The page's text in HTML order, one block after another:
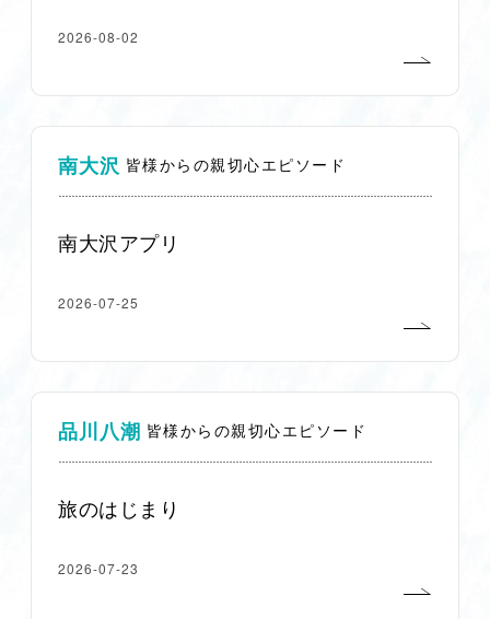
2026-08-02
南大沢 皆様からの親切心エピソード
南大沢アプリ
2026-07-25
品川八潮 皆様からの親切心エピソード
旅のはじまり
2026-07-23